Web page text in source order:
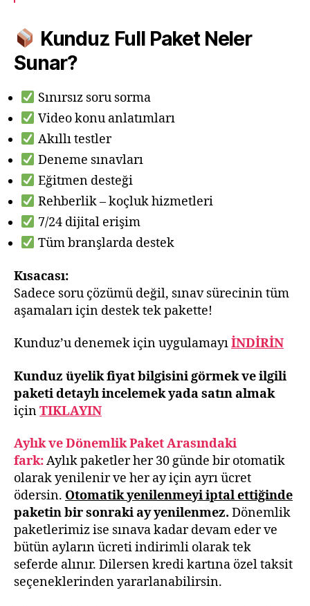
Kunduz Full Paket Neler
Sunar?
Sınırsız soru sorma
Video konu anlatımları
Akıllı testler
Deneme sınavları
Eğitmen desteği
Rehberlik – koçluk hizmetleri
7/24 dijital erişim
Tüm branşlarda destek
Kısacası:
Sadece soru çözümü değil, sınav sürecinin tüm
aşamaları için destek tek pakette!
Kunduz’u denemek için uygulamayıİNDİRİN
Kunduz üyelik fiyat bilgisini görmek ve ilgili
paketi detaylı incelemek yada satın almak
içinTIKLAYIN
Aylık ve Dönemlik Paket Arasındaki
fark:Aylık paketler her 30 günde bir otomatik
olarak yenilenir ve her ay için ayrı ücret
ödersin. Otomatik yenilenmeyi iptal ettiğinde
paketin bir sonraki ay yenilenmez. Dönemlik
paketlerimiz ise sınava kadar devam eder ve
bütün ayların ücreti indirimli olarak tek
seferde alınır. Dilersen kredi kartına özel taksit
seçeneklerinden yararlanabilirsin.